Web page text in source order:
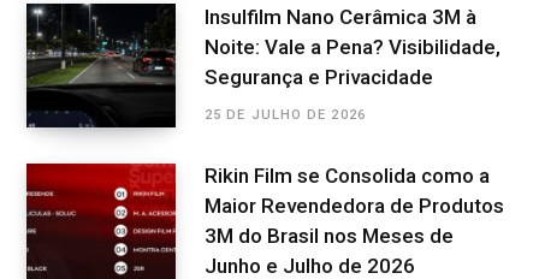
Insulfilm Nano Cerâmica 3M à
Noite: Vale a Pena? Visibilidade,
Segurança e Privacidade
25 DE JULHO DE 2026
Rikin Film se Consolida como a
Maior Revendedora de Produtos
3M do Brasil nos Meses de
Junho e Julho de 2026